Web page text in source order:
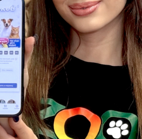
Смотреть Все
ВЛАЖНЫЙ КОРМ GOURMET PERLE ДЛЯ
ВЗРОСЛЫХ КОШЕК НЕЖНОЕ ФИЛЕ С
КРОЛИКОМ В СОУСЕ 75 ГР.